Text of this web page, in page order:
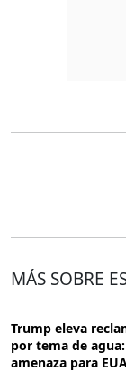
MÁS SOBRE
Trump eleva
por tema de agua:
amenaza para